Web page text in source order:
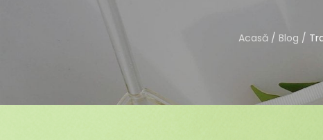
Acasă/ Blog /
Transformă-ți frumusețea cu
Posted by ValsiS